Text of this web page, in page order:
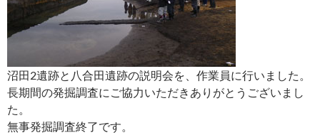
沼田2遺跡と八合田遺跡の説明会を、作業員に行いました。
長期間の発掘調査にご協力いただきありがとうございまし
た。
無事発掘調査終了です。